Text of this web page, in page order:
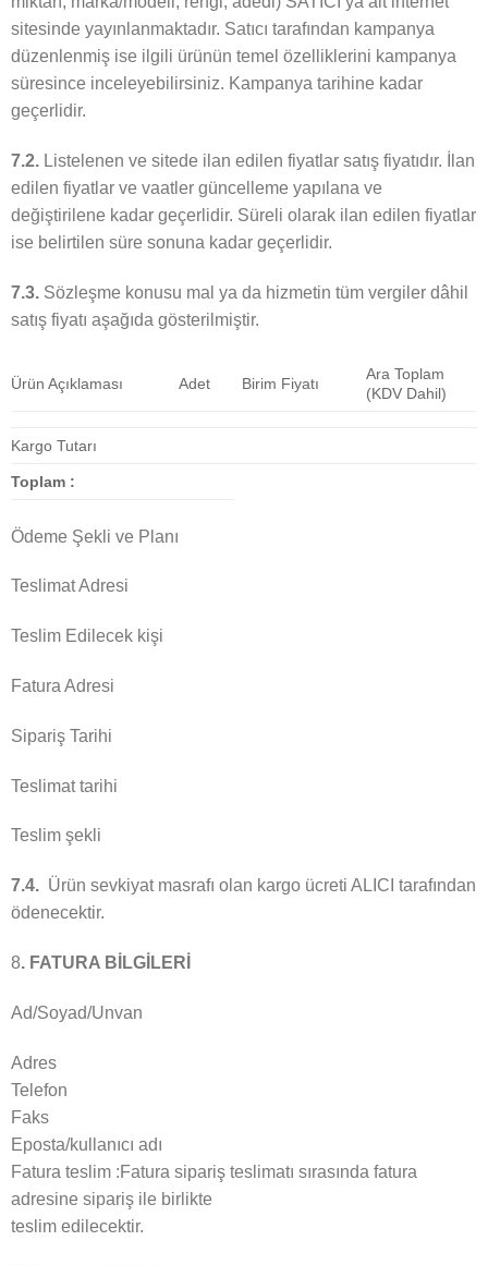
sitesinde yayınlanmaktadır. Satıcı tarafından kampanya
düzenlenmiş ise ilgili ürünün temel özelliklerini kampanya
süresince inceleyebilirsiniz. Kampanya tarihine kadar
geçerlidir.
7.2.Listelenen ve sitede ilan edilen fiyatlar satış fiyatıdır. İlan
edilen fiyatlar ve vaatler güncelleme yapılana ve
değiştirilene kadar geçerlidir. Süreli olarak ilan edilen fiyatlar
ise belirtilen süre sonuna kadar geçerlidir.
7.3.Sözleşme konusu mal ya da hizmetin tüm vergiler dâhil
satış fiyatı aşağıda gösterilmiştir.
Ürün Açıklaması Adet Birim Fiyatı
Ara Toplam
(KDV Dahil)
Kargo Tutarı
Toplam :
Ödeme Şekli ve Planı
Teslimat Adresi
Teslim Edilecek kişi
Fatura Adresi
Sipariş Tarihi
Teslimat tarihi
Teslim şekli
7.4.Ürün sevkiyat masrafı olan kargo ücreti ALICI tarafından
ödenecektir.
8. FATURA BİLGİLERİ
Ad/Soyad/Unvan
Adres
Telefon
Faks
Eposta/kullanıcı adı
Fatura teslim :Fatura sipariş teslimatı sırasında fatura
adresine sipariş ile birlikte
teslim edilecektir.